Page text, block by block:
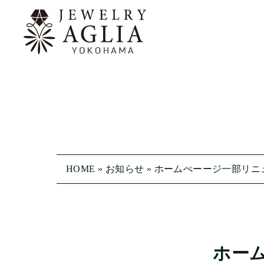
HOME » お知らせ » ホームぺーージ一部リ
ホー